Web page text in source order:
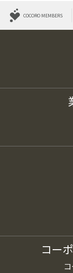
COCORO MEMBERS
コー